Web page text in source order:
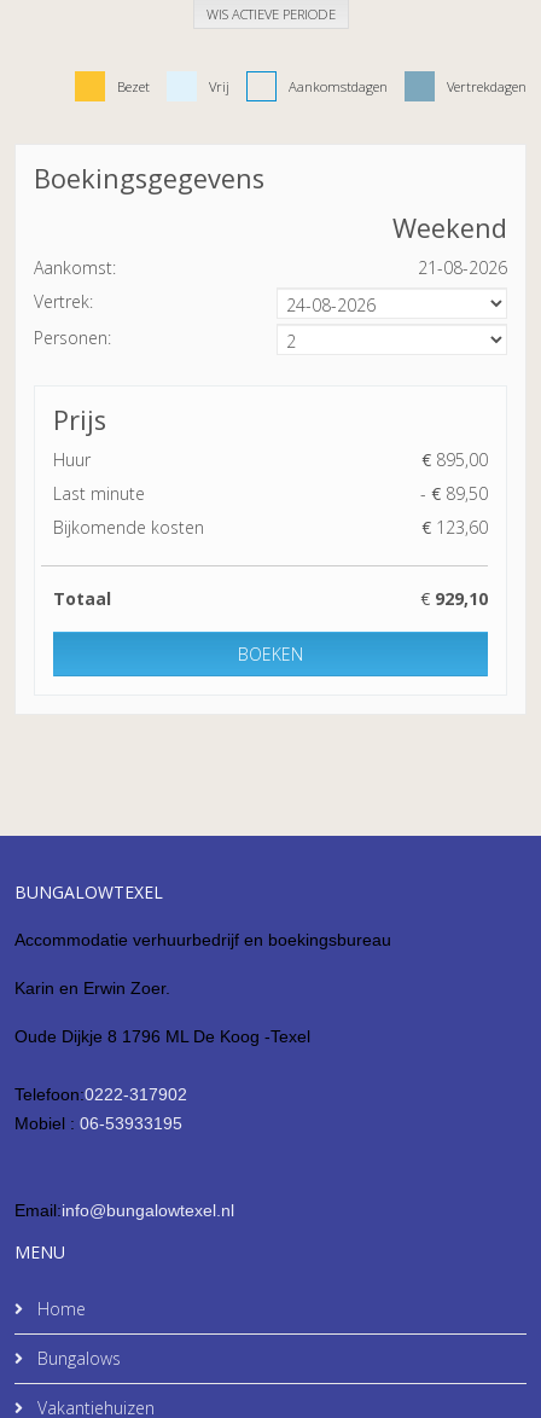
WIS ACTIEVE PERIODE
Bezet Vrij Aankomstdagen Vertrekdagen
Boekingsgegevens
Weekend
Aankomst:
21-08-2026
Vertrek:
Personen:
Prijs
Huur € 895,00
Last minute
- € 89,50
Bijkomende kosten
€ 123,60
Totaal € 929,10
BOEKEN
BUNGALOWTEXEL
Accommodatie verhuurbedrijf en boekingsbureau
Karin en Erwin Zoer.
Oude Dijkje 8 1796 ML De Koog -Texel
Telefoon:0222-317902
Mobiel : 06-53933195
Email:info@bungalowtexel.nl
MENU
Home
Bungalows
Vakantiehuizen